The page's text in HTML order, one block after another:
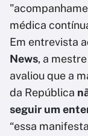
médica
Em entrevista
News, a
avaliou que a
da República
seguir um
“essa